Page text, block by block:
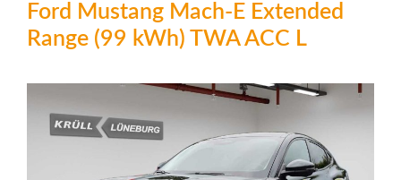
Ford Mustang Mach-E Extended
Range (99 kWh) TWA ACC L